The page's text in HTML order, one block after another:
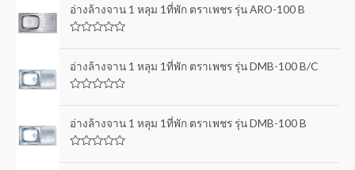
อ่างล้างจาน 1 หลุม 1ที่พัก ตราเพชร รุ่น ARO-100 B
t
e
d
t
o
f
อ่างล้างจาน 1 หลุม 1ที่พัก ตราเพชร รุ่น DMB-100 B/C
t
e
d
อ่างล้างจาน 1 หลุม 1ที่พัก ตราเพชร รุ่น DMB-100 B